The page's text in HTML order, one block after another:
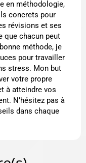
en méthodologie,
concrets pour
révisions et ses
que chacun peut
méthode, je
pour travailler
stress. Mon but
votre propre
à atteindre vos
N’hésitez pas à
dans chaque